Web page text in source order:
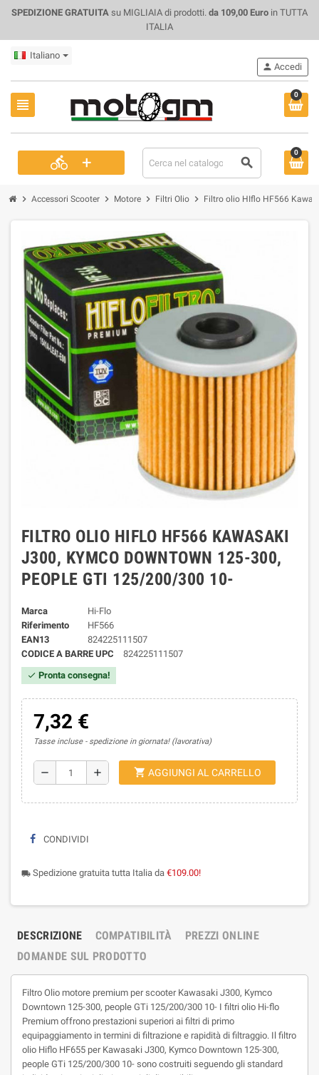
SPEDIZIONE GRATUITA su MIGLIAIA di prodotti. da 109,00 Euro in TUTTA
ITALIA
Italiano
view_headline
0
directions_bike + search
person Accedi
0
chevron_right Accessori Scooter chevron_right Motore chevron_right Filtri Olio chevron_right Filtro olio HIflo HF566
FILTRO OLIO HIFLO HF566 KAWASAKI
J300, KYMCO DOWNTOWN 125-300,
PEOPLE GTI 125/200/300 10-
Marca
Hi-Flo
Riferimento
HF566
EAN13
824225111507
CODICE A BARRE UPC
824225111507
check Pronta consegna!
7,32 €
Tasse incluse spedizione in giornata! (lavorativa)
remove add shopping_cart AGGIUNGI AL CARRELLO
CONDIVIDI
local_shipping Spedizione gratuita tutta Italia da €109.00!
DESCRIZIONE COMPATIBILITÀ
PREZZI ONLINE
DOMANDE SUL PRODOTTO
Filtro Olio motore premium per scooter Kawasaki J300, Kymco
Downtown 125-300, people GTi 125/200/300 10- I filtri olio Hi-flo
Premium offrono prestazioni superiori ai filtri di primo
equipaggiamento in termini di filtrazione e rapidità di filtraggio. Il filtro
olio Hiflo HF655 per Kawasaki J300, Kymco Downtown 125-300,
people GTi 125/200/300 10- sono costruiti seguendo gli standard